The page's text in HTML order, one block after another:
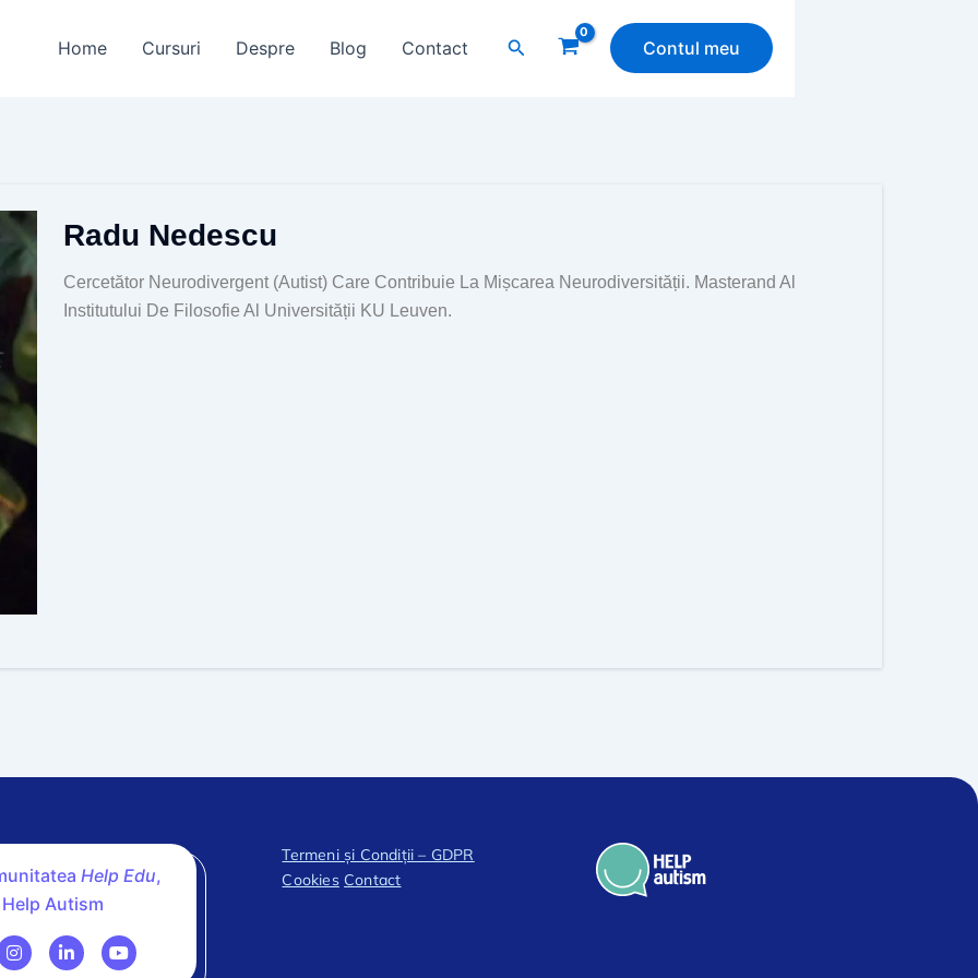
Home Cursuri Despre Blog Contact Search Contul meu
Radu Nedescu
Cercetător Neurodivergent (autist) Care Contribuie La Mișcarea Neurodiversității. Masterand Al
Institutului De Filosofie Al Universității KU Leuven.
Help Edu,
Autism
Termeni și Condiții – GDPR
Cookies Contact